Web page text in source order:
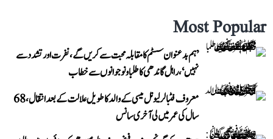
Most Popular
’ہم بدعنوان سسٹم کا مقابلہ محبت سے کریں گے، نفرت اور تشدد سے
نہیں‘، راہل گاندھی کا طلبا و نوجوانوں سے خطاب
معروف فٹبالر لیونل میسی کے والد کا طویل علالت کے بعد انتقال، 68
سال کی عمر میں لی آخری سانس